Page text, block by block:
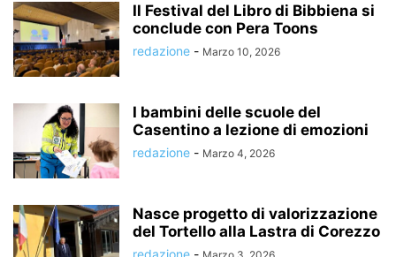
Il Festival del Libro di Bibbiena si
conclude con Pera Toons
redazione - Marzo 10, 2026
I bambini delle scuole del
Casentino a lezione di emozioni
redazione - Marzo 4, 2026
Nasce progetto di valorizzazione
del Tortello alla Lastra di Corezzo
redazione -